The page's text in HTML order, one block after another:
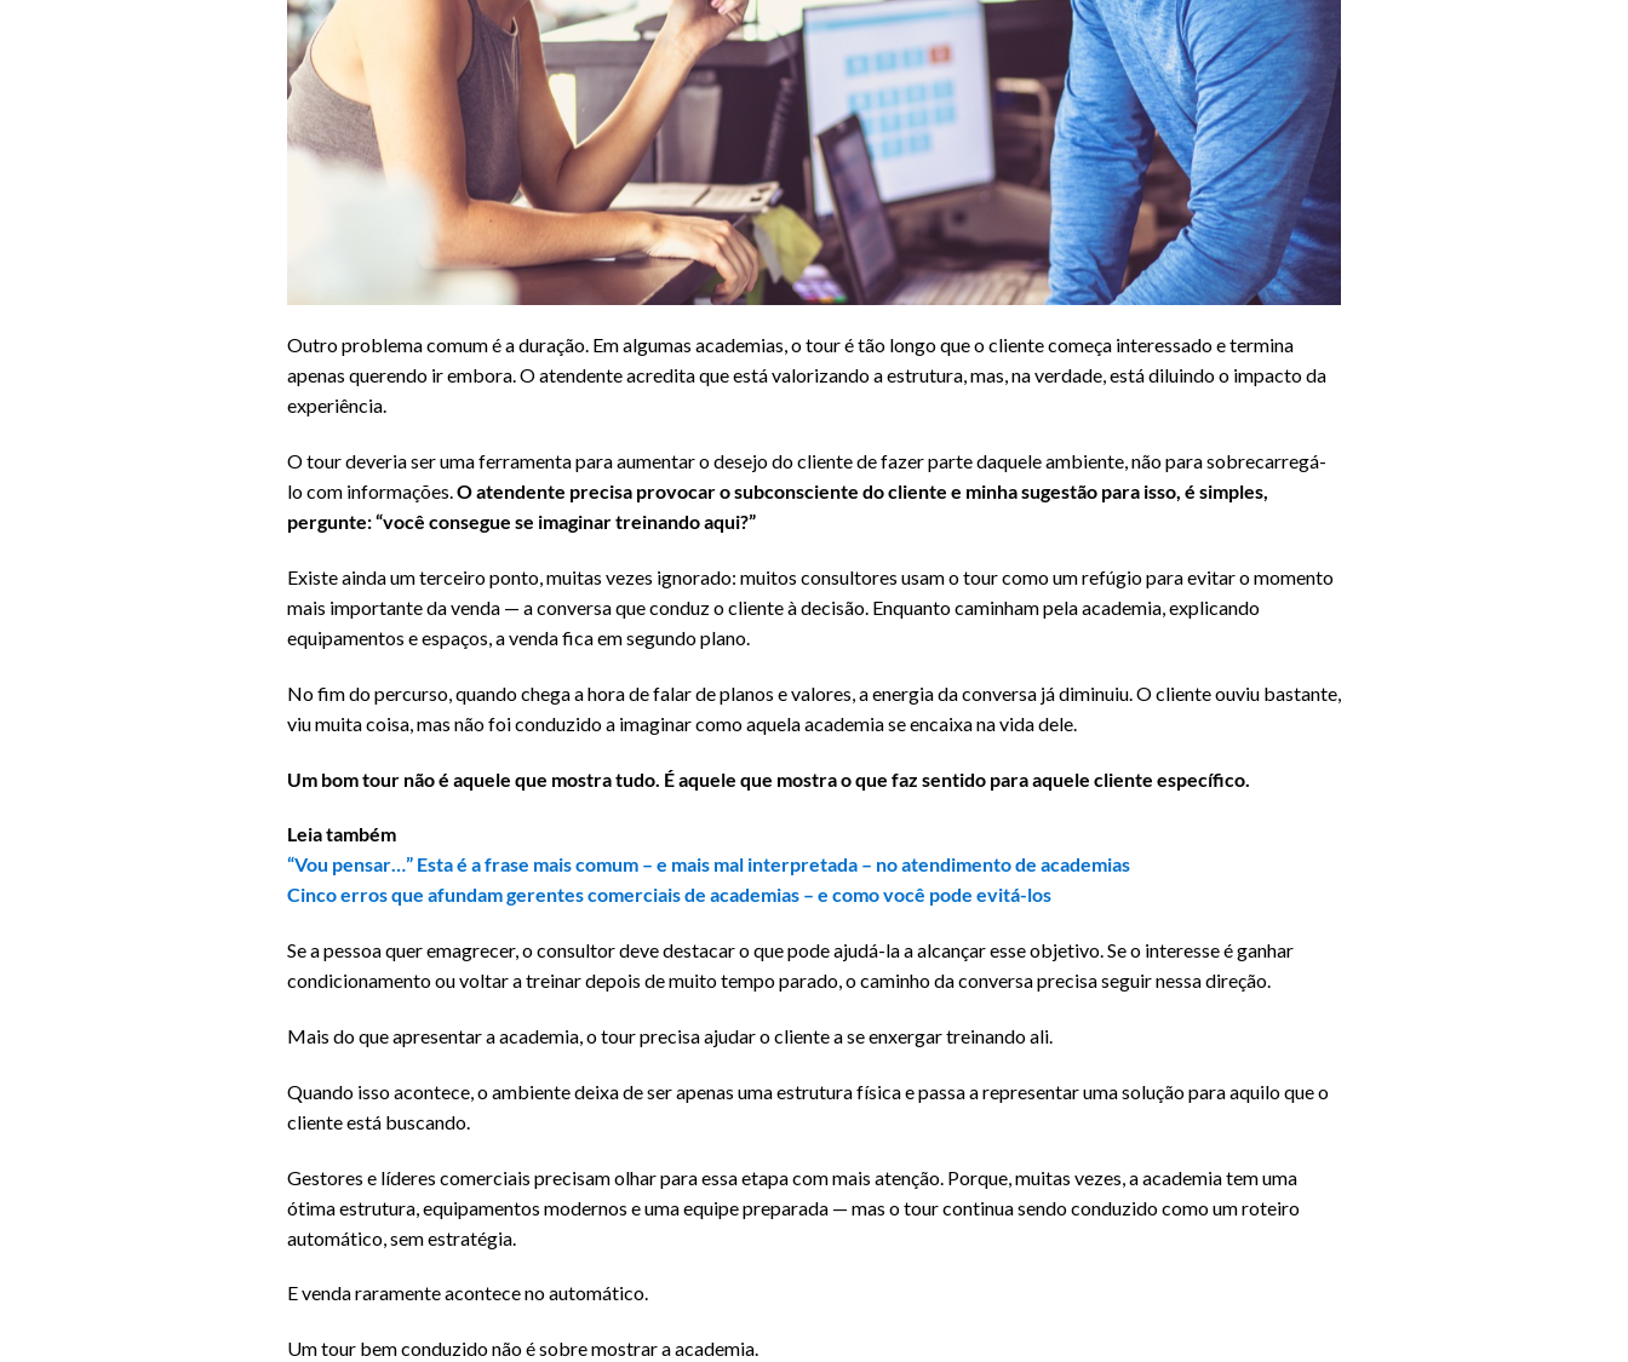
Outro problema comum é a duração. Em algumas academias, o tour é tão longo que o cliente começa interessado e termina
apenas querendo ir embora. O atendente acredita que está valorizando a estrutura, mas, na verdade, está diluindo o impacto da
experiência.
O tour deveria ser uma ferramenta para aumentar o desejo do cliente de fazer parte daquele ambiente, não para sobrecarregá-
lo com informações.O atendente precisa provocar o subconsciente do cliente e minha sugestão para isso, é simples,
pergunte: “você consegue se imaginar treinando aqui?”
Existe ainda um terceiro ponto, muitas vezes ignorado: muitos consultores usam o tour como um refúgio para evitar o momento
mais importante da venda — a conversa que conduz o cliente à decisão. Enquanto caminham pela academia, explicando
equipamentos e espaços, a venda fica em segundo plano.
No fim do percurso, quando chega a hora de falar de planos e valores, a energia da conversa já diminuiu. O cliente ouviu bastante,
viu muita coisa, mas não foi conduzido a imaginar como aquela academia se encaixa na vida dele.
Um bom tour não é aquele que mostra tudo. É aquele que mostra o que faz sentido para aquele cliente específico.
Leia também
“Vou pensar…” Esta é a frase mais comum – e mais mal interpretada – no atendimento de academias
Cinco erros que afundam gerentes comerciais de academias – e como você pode evitá-los
Se a pessoa quer emagrecer, o consultor deve destacar o que pode ajudá-la a alcançar esse objetivo. Se o interesse é ganhar
condicionamento ou voltar a treinar depois de muito tempo parado, o caminho da conversa precisa seguir nessa direção.
Mais do que apresentar a academia, o tour precisa ajudar o cliente a se enxergar treinando ali.
Quando isso acontece, o ambiente deixa de ser apenas uma estrutura física e passa a representar uma solução para aquilo que o
cliente está buscando.
Gestores e líderes comerciais precisam olhar para essa etapa com mais atenção. Porque, muitas vezes, a academia tem uma
ótima estrutura, equipamentos modernos e uma equipe preparada — mas o tour continua sendo conduzido como um roteiro
automático, sem estratégia.
E venda raramente acontece no automático.
Um tour bem conduzido não é sobre mostrar a academia.